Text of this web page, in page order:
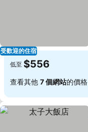
受歡迎的住宿
低至 $556
查看其他 7 個網站的價格